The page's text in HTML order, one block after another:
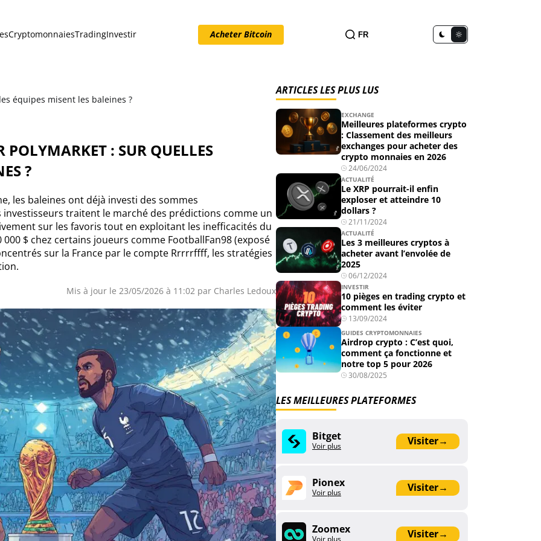
CryptomonnaiesTradingInvestir Acheter Bitcoin FR
équipes misent les baleines ?
: SUR QUELLES
?
les baleines ont déjà investi des sommes
traitent le marché des prédictions comme un
sur les favoris tout en exploitant les inefficacités du
$ chez certains joueurs comme FootballFan98 (exposé
sur la France par le compte Rrrrrffff, les stratégies
Mis à jour le 23/05/2026 à 11:02 par Charles Ledoux
ARTICLES LES PLUS LUS
EXCHANGE
Meilleures plateformes crypto
: Classement des meilleurs
exchanges pour acheter des
crypto monnaies en 2026
24/06/2024
ACTUALITÉ
Le XRP pourrait-il enfin
exploser et atteindre 10
dollars ?
21/11/2024
ACTUALITÉ
Les 3 meilleures cryptos à
acheter avant l’envolée de
2025
06/12/2024
INVESTIR
10 pièges en trading crypto et
comment les éviter
13/09/2024
GUIDES CRYPTOMONNAIES
Airdrop crypto : C’est quoi,
comment ça fonctionne et
notre top 5 pour 2026
30/08/2025
LES MEILLEURES PLATEFORMES
Bitget Visiter→
Voir plus
Pionex Visiter→
Voir plus
Zoomex Visiter→
Voir plus